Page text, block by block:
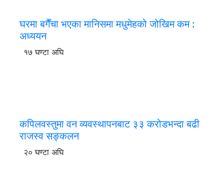
घरमा बगैँचा भएका मानिसमा मधुमेहको जोखिम कम :
अध्ययन
१७ घण्टा अघि
कपिलवस्तुमा वन व्यवस्थापनबाट ३३ करोडभन्दा बढी
राजस्व सङ्कलन
२० घण्टा अघि